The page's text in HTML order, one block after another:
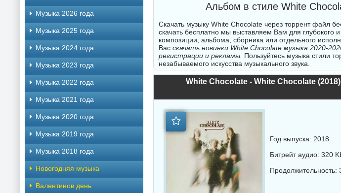
Альбом в стиле White
Скачать музыку White Chocolate через торрент файл
скачать бесплатно мы выставляем Вам для глубокого
композиции, альбома, сборника или отдельного
Вас скачать новинки White Chocolate музыка 2020-
регистрации и рекламы. Пользуйтесь музыка стили
незабываемого искусства музыкального звука.
White Chocolate - White Chocolate
Год выпуска: 2018
Битрейт аудио: 320
Продолжительность:
Музыка 2026 года
Музыка 2025 года
Музыка 2024 года
Музыка 2023 года
Музыка 2022 года
Музыка 2021 года
Музыка 2020 года
Музыка 2019 года
Музыка 2018 года
Новогодняя музыка
Валентинов день